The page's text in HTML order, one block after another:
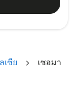
เซีย
เซอมา